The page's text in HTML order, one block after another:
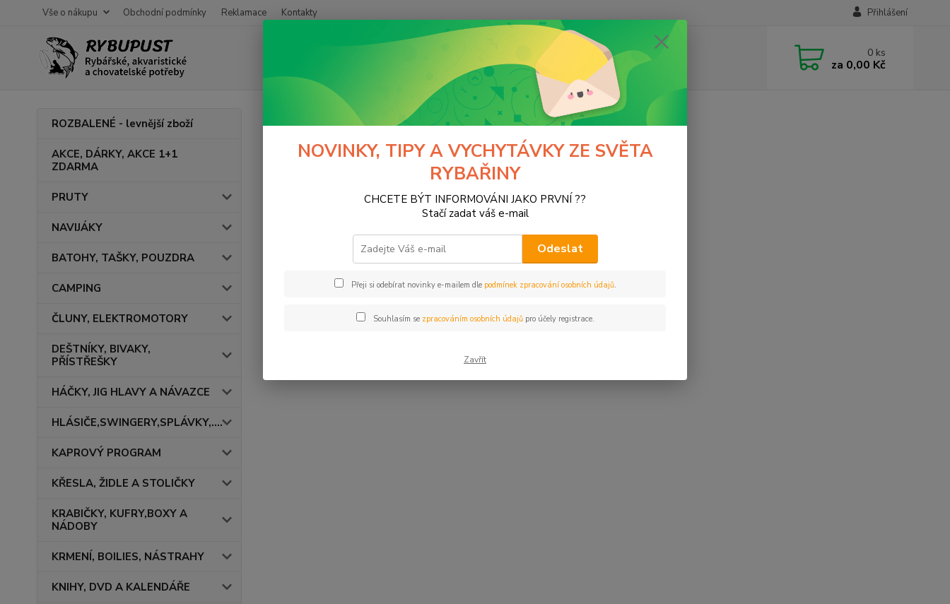
Vše o nákupu Obchodní podmínky Reklamace Kontakty Přihlášení
0 ks
za 0,00 Kč
ROZBALENÉ - levnější zboží
AKCE, DÁRKY, AKCE 1+1
ZDARMA
PRUTY
NAVIJÁKY
BATOHY, TAŠKY, POUZDRA
CAMPING
ČLUNY, ELEKTROMOTORY
DEŠTNÍKY, BIVAKY,
PŘÍSTŘEŠKY
HÁČKY, JIG HLAVY A NÁVAZCE
HLÁSIČE,SWINGERY,SPLÁVKY,....
KAPROVÝ PROGRAM
KŘESLA, ŽIDLE A STOLIČKY
KRABIČKY, KUFRY,BOXY A
NÁDOBY
KRMENÍ, BOILIES, NÁSTRAHY
KNIHY, DVD A KALENDÁŘE
CANNON
CANNON
Příslušenství k vrátkům
NOVINKY, TIPY A VYCHYTÁVKY ZE SVĚTA
RYBAŘINY
CHCETE BÝT INFORMOVÁNI JAKO PRVNÍ ??
Stačí zadat váš e-mail
Odeslat
Přeji si odebírat novinky e-mailem dle podmínek zpracování osobních údajů.
Souhlasím se zpracováním osobních údajůpro účely registrace.
Zavřít